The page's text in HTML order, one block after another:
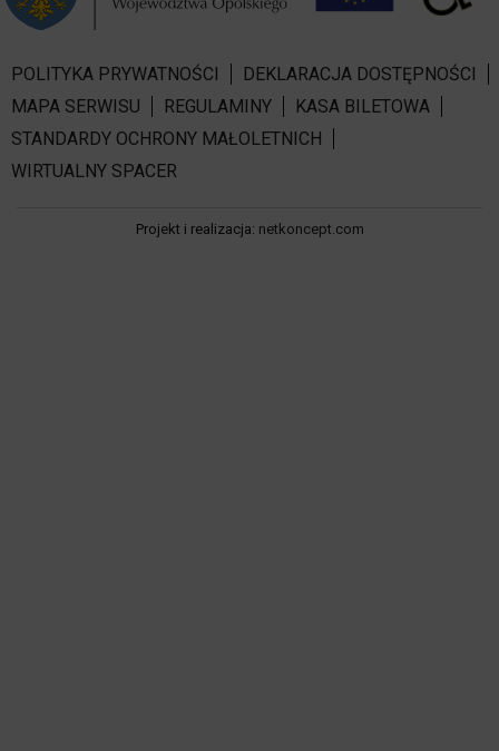
POLITYKA PRYWATNOŚCI
DEKLARACJA DOSTĘPNOŚCI
MAPA SERWISU
REGULAMINY
KASA BILETOWA
STANDARDY OCHRONY MAŁOLETNICH
WIRTUALNY SPACER
Projekt i realizacja: netkoncept.com